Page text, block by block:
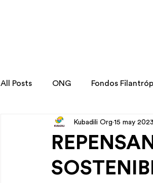
All Posts ONG Fondos
Transformation
Kubadili Org 15 may 2023